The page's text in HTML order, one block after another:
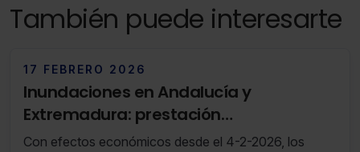
También puede interesarte
17 FEBRERO 2026
Inundaciones en Andalucía y
Extremadura: prestación
extraordinaria de cese de actividad
Con efectos económicos desde el 4-2-2026, los